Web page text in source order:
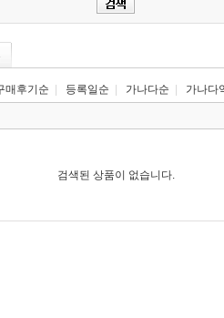
매후기순 등록일순 가나다순 가나다
검색된 상품이 없습니다.